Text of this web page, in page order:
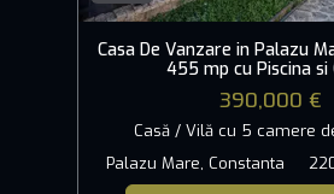
Casa De Vanzare in Palazu
455 mp cu Piscina si
390,000 €
Casă / Vilă cu 5 camere
Palazu Mare, Constanta